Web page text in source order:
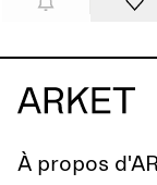
À propos